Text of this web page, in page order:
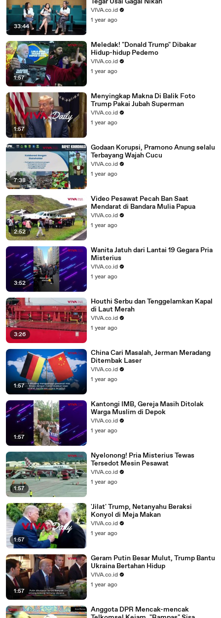
33:44
VIVA.co.id
1 year ago
1:57
Meledak! "Donald Trump" Dibakar
Hidup-hidup Pedemo
VIVA.co.id
1 year ago
1:57
Menyingkap Makna Di Balik Foto
Trump Pakai Jubah Superman
VIVA.co.id
1 year ago
7:38
Godaan Korupsi, Pramono Anung selalu
Terbayang Wajah Cucu
VIVA.co.id
1 year ago
2:52
Video Pesawat Pecah Ban Saat
Mendarat di Bandara Mulia Papua
VIVA.co.id
1 year ago
3:52
Wanita Jatuh dari Lantai 19 Gegara Pria
Misterius
VIVA.co.id
1 year ago
3:26
Houthi Serbu dan Tenggelamkan Kapal
di Laut Merah
VIVA.co.id
1 year ago
1:57
China Cari Masalah, Jerman Meradang
Ditembak Laser
VIVA.co.id
1 year ago
1:57
Kantongi IMB, Gereja Masih Ditolak
Warga Muslim di Depok
VIVA.co.id
1 year ago
1:57
Nyelonong! Pria Misterius Tewas
Tersedot Mesin Pesawat
VIVA.co.id
1 year ago
1:57
'Jilat' Trump, Netanyahu Beraksi
Konyol di Meja Makan
VIVA.co.id
1 year ago
1:57
Geram Putin Besar Mulut, Trump Bantu
Ukraina Bertahan Hidup
VIVA.co.id
1 year ago
Anggota DPR Mencak-mencak